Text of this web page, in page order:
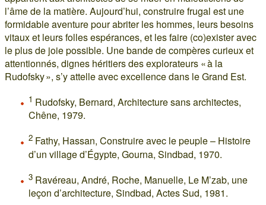
l’âme de la matière. Aujourd’hui, construire frugal est une
formidable aventure pour abriter les hommes, leurs besoins
vitaux et leurs folles espérances, et les faire (co)exister avec
le plus de joie possible. Une bande de compères curieux et
attentionnés, dignes héritiers des explorateurs « à la
Rudofsky », s’y attelle avec excellence dans le Grand Est.
1 Rudofsky, Bernard, Architecture sans architectes,
Chêne, 1979.
2 Fathy, Hassan, Construire avec le peuple – Histoire
d’un village d’Égypte, Gourna, Sindbad, 1970.
3 Ravéreau, André, Roche, Manuelle, Le M’zab, une
leçon d’architecture, Sindbad, Actes Sud, 1981.